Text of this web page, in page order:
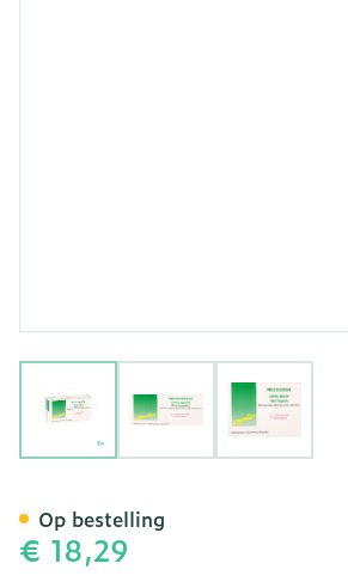
View larger imageView larger image
View
€ 18,29
Op bestelling